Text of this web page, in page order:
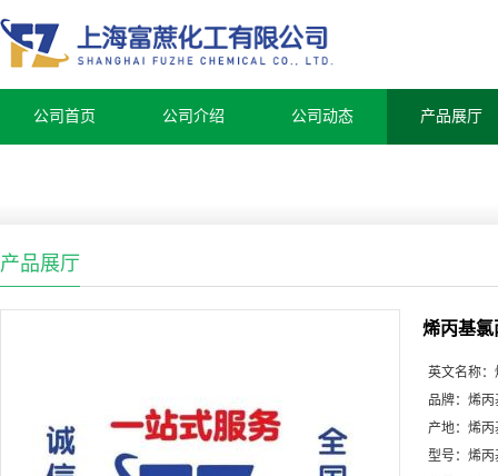
公司首页 公司介绍 公司动态 产品展厅
产品展厅
烯丙基氯
英文名称：
品牌： 烯丙
产地： 烯丙
型号： 烯丙